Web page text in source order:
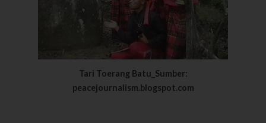
Tari Toerang Batu_Sumber:
peacejournalism.blogspot.com